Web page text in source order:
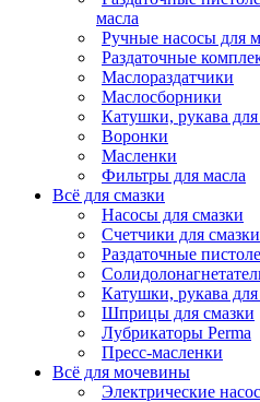
масла
Ручные насосы для
Раздаточные
Маслораздатчики
Маслосборники
Катушки, рукава для
Воронки
Масленки
Фильтры для масла
Всё для смазки
Насосы для смазки
Счетчики для смазки
Раздаточные
Катушки, рукава для
Шприцы для смазки
Лубрикаторы Perma
Пресс-масленки
Всё для мочевины
Электрические